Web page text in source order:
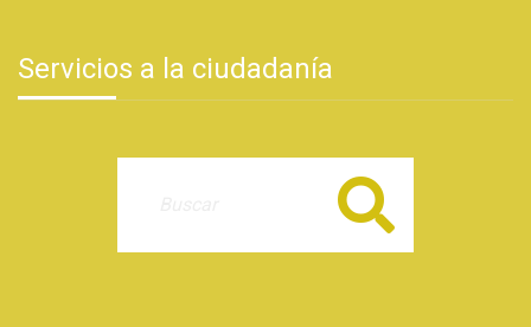
Servicios a la ciudadanía
Buscar